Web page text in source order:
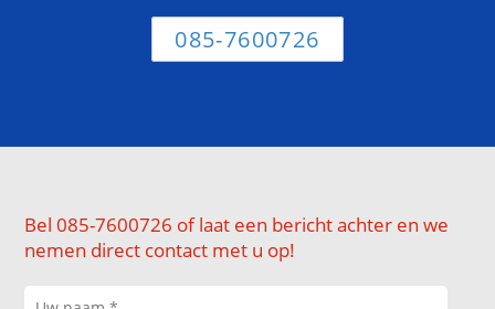
085-7600726
Bel 085-7600726 of laat een bericht achter en we
nemen direct contact met u op!